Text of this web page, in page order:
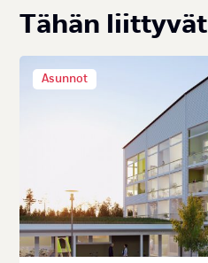
Tä­hän liit­ty­vät
Asunnot